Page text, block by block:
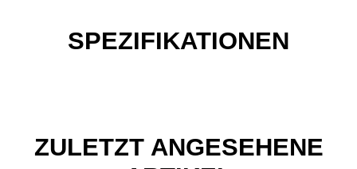
SPEZIFIKATIONEN
ZULETZT ANGESEHENE